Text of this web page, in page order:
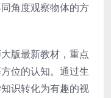
角度观察物体的方
版最新教材，重点
位的认知。通过生
识转化为有趣的视